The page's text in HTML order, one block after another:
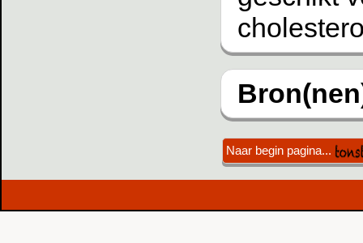
Naar begin pagina...